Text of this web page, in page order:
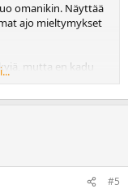
omanikin. Näyttää
ajo mieltymykset
mutta en kadu
on ollut paljon
sillä jää pitemmät
huoltovälin,
perse aika hellänä.
#5